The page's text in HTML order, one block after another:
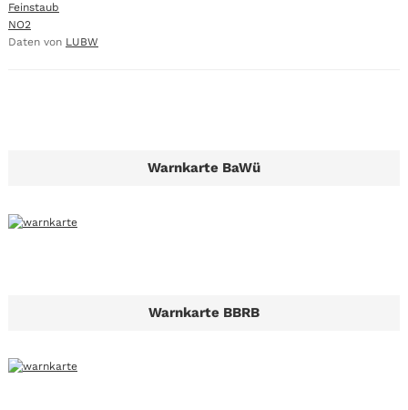
Feinstaub
NO2
Daten von LUBW
Warnkarte BaWü
Warnkarte BBRB